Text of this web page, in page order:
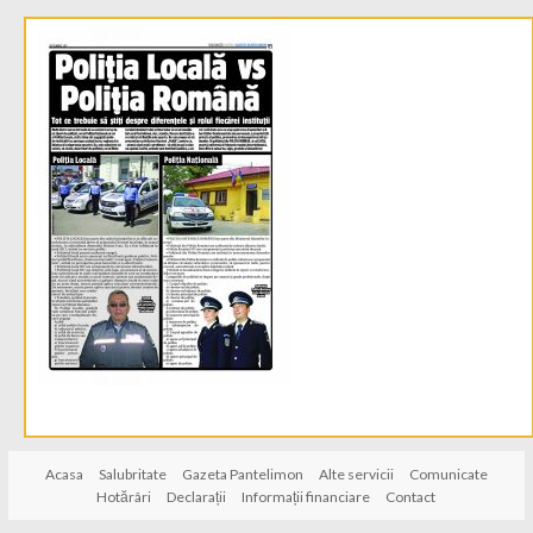
Acasa Salubritate Gazeta Pantelimon Alte servicii
Comunicate
Hotărâri
Declarații Informații financiare Contact